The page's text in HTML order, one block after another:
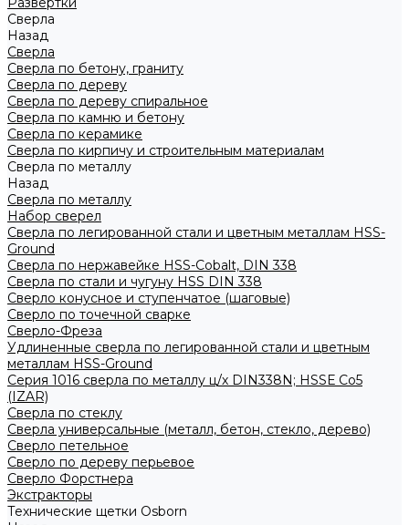
Сверла
Назад
Сверла
Сверла по бетону, граниту
Сверла по дереву
Сверла по дереву спиральное
Сверла по камню и бетону
Сверла по керамике
Сверла по кирпичу и строительным материалам
Сверла по металлу
Назад
Сверла по металлу
Набор сверел
Сверла по легированной стали и цветным металлам HSS-
Ground
Сверла по нержавейке HSS-Cobalt, DIN 338
Сверла по стали и чугуну HSS DIN 338
Сверло конусное и ступенчатое (шаговые)
Сверло по точечной сварке
Сверло-Фреза
Удлиненные сверла по легированной стали и цветным
металлам HSS-Ground
Серия 1016 сверла по металлу ц/х DIN338N; HSSЕ Со5
(IZAR)
Сверла по стеклу
Сверла универсальные (металл, бетон, стекло, дерево)
Сверло петельное
Сверло по дереву перьевое
Сверло Форстнера
Экстракторы
Технические щетки Osborn